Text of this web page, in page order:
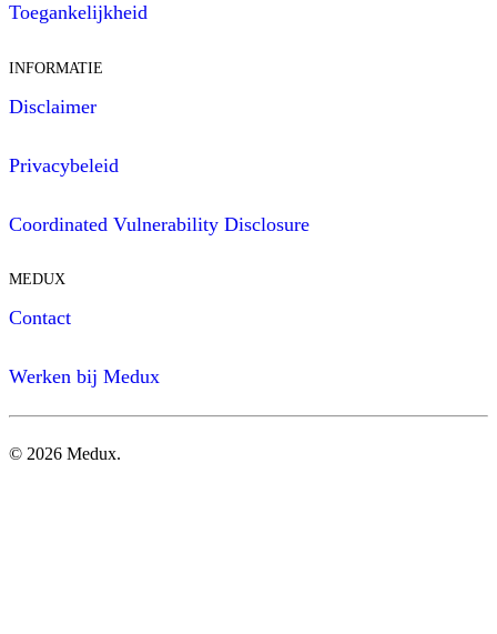
Toegankelijkheid
INFORMATIE
Disclaimer
Privacybeleid
Coordinated Vulnerability Disclosure
MEDUX
Contact
Werken bij Medux
© 2026 Medux.